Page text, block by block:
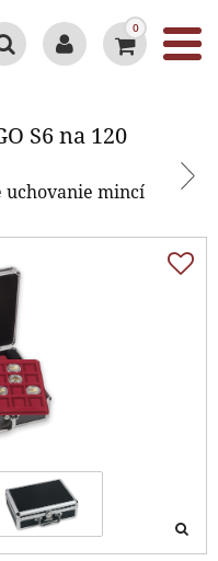
0
S6 na 120
uchovanie mincí
S6 na 120